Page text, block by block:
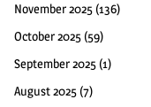
November 2025 (136)
October 2025 (59)
September 2025 (1)
August 2025 (7)